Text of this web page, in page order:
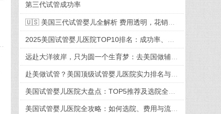
第三代试管成功率
🇺🇸 美国三代试管婴儿全解析 费用透明，花销有谱，迎接新生命不再迷茫
2025美国试管婴儿医院TOP10排名：成功率、费用、选院全攻略
远赴大洋彼岸，只为圆一个生育梦：去美国做辅助生殖，究竟好在哪？
赴美做试管？美国顶级试管婴儿医院实力排名与就诊攻略
美国试管婴儿医院大盘点：TOP5推荐及选院全攻略
美国试管婴儿医院全攻略：如何选院、费用与流程一次掌握